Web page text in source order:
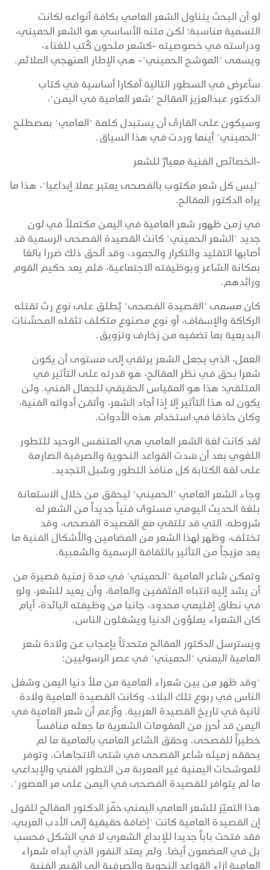
لو أن البحث يتناول الشعر العامي بكافة أنواعه لكانت
التسمية مناسبة؛ لكن متنه الأساسي هو الشعر الحميني،
ودراسته في خصوصيته -كشعر ملحون كُتب للغناء،
ويسمى "الموشح الحميني"- هي الإطار المنهجي الملائم.
سأعرض في السطور التالية أفكارا أساسية في كتاب
الدكتور عبدالعزيز المقالح "شعر العامية في اليمن"،
وسيكون على القارئ أن يستبدل كلمة "العامي" بمصطلح
"الحميني" أينما وردت في هذا السياق.
-الخصائص الفنية معيارٌ للشعر
"ليس كل شعر مكتوب بالفصحى يعتبر عملا إبداعيا"، هذا ما
يراه الدكتور المقالح.
في زمن ظهور شعر العامية في اليمن مكتملاً في لون
جديد "الشعر الحميني" كانت القصيدة الفصحى الرسمية قد
أصابها التقليد والتكرار والجمود، وقد ألحق ذلك ضررا بالغا
بمكانة الشاعر وبوظيفته الاجتماعية، فلم يعد حكيم القوم
ورائدهم.
كان مسمى "القصيدة الفصحى" يُطلق على نوع رث تقتله
الركاكة والإسفاف، أو نوع مصنوع متكلف تثقله المحسِّنات
البديعية بما تضفيه من زخارف وتزويق.
العمل، الذي يجعل الشعر يرتقي إلى مستوى أن يكون
شعرا بحق في نظر المقالح، هو قدرته على التأثير في
المتلقي؛ هذا هو المقياس الحقيقي للجمال الفني. ولن
يكون له هذا التأثير إلا إذا أجاد الشعر، وأتقن أدواته الفنية،
وكان حاذقا في استخدام هذه الأدوات.
لقد كانت لغة الشعر العامي هي المتنفس الوحيد للتطور
اللغوي بعد أن سَدت القواعد النحوية والصرفية الصارمة
على لغة الكتابة كل منافذ التطور وسُبل التجديد.
وجاء الشعر العامي "الحميني" ليحقق من خلال الاستعانة
بلغة الحديث اليومي مستوىً فنياً جديداً من الشعر له
شروطه، التي قد تلتقي مع القصيدة الفصحى، وقد
تختلف، وظهر لهذا الشعر من المضامين والأشكال الفنية ما
يعد مزيجاً من التأثير بالثقافة الرسمية والشعبية.‎
وتمكن شاعر العامية "الحميني" في مدة زمنية قصيرة من
أن يشد إليه انتباه المثقفين والعامة، وأن يعيد للشعر، ولو
في نطاق إقليمي محدود، جانبا من وظيفته البائدة، أيام
كان الشعراء يملؤون الدنيا ويشغلون الناس.
ويسترسل الدكتور المقالح متحدثاً بإعجاب عن ولادة شعر
العامية اليمني "الحميني" في عصر الرسوليين:
"وقد ظهر من بين شعراء العامية من ملأ دنيا اليمن وشغل
الناس في ربوع تلك البلاد، وكانت القصيدة العامية ولادة
ثانية في تاريخ القصيدة العربية. وأزعم أن شعر العامية في
اليمن قد أحرز من المقومات الشعرية ما جعله منافساً
خطيراً للفصحى. وحقق الشاعر العامي بالعامية ما لم
يحققه زميله شاعر الفصحى في شتى الاتجاهات. وتوفر
للموشحات اليمنية غير المعربة من التطور الفني والإبداعي
ما لم يتوافر للقصيدة الفصحى في اليمن على مر العصور".
هذا التميّز للشعر العامي اليمني حفّز الدكتور المقالح للقول
إن القصيدة العامية كانت "إضافة حقيقية إلى الأدب العربي،
فقد فتحت باباً جديدا للإبداع الشعري لا في الشكل فحسب
بل في المضمون أيضا. ولم يمتد النفور الذي أبداه شعراء
العامية إزاء القواعد النحوية والصرفية إلى القِيم الفنية